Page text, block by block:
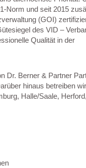
Norm und seit 2015
(GOI)
des VID –
Qualität in der
Dr. Berner & Partner
hinaus betreiben wir
Halle/Saale,